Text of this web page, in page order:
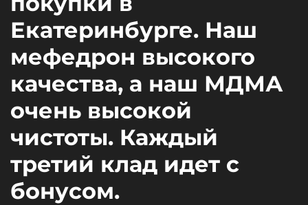
Екатеринбурге. Наш
мефедрон высокого
качества, а наш МДМА
очень высокой
чистоты. Каждый
третий клад идет с
бонусом.